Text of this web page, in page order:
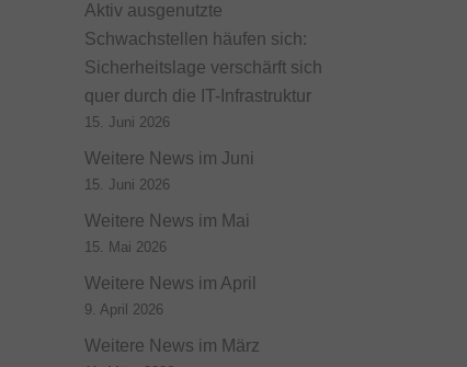
Aktiv ausgenutzte
Schwachstellen häufen sich:
Sicherheitslage verschärft sich
quer durch die IT-Infrastruktur
15. Juni 2026
Weitere News im Juni
15. Juni 2026
Weitere News im Mai
15. Mai 2026
Weitere News im April
9. April 2026
Weitere News im März